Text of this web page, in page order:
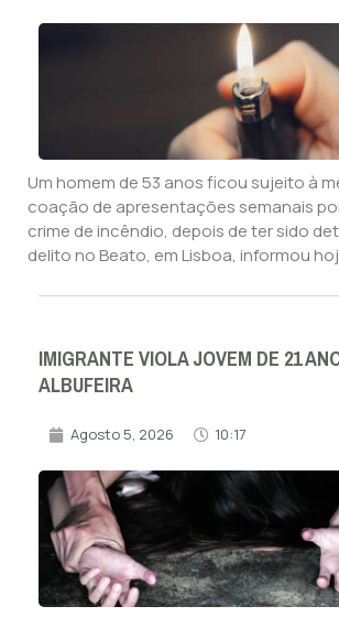
Um homem de 53 anos ficou sujeito à
coação de apresentações semanais
crime de incêndio, depois de ter sido
delito no Beato, em Lisboa, informou
IMIGRANTE VIOLA JOVEM DE 21
ALBUFEIRA
Agosto 5, 2026 10:17